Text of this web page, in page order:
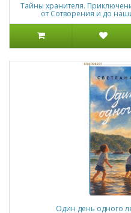
Тайны хранителя.
от Сотворения и до
Один день одного